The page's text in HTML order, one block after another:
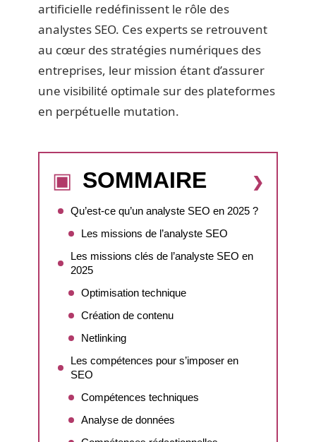
artificielle redéfinissent le rôle des
analystes SEO. Ces experts se retrouvent
au cœur des stratégies numériques des
entreprises, leur mission étant d’assurer
une visibilité optimale sur des plateformes
en perpétuelle mutation.
SOMMAIRE
Qu’est-ce qu’un analyste SEO en 2025 ?
Les missions de l’analyste SEO
Les missions clés de l’analyste SEO en
2025
Optimisation technique
Création de contenu
Netlinking
Les compétences pour s’imposer en
SEO
Compétences techniques
Analyse de données